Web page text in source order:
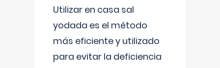
Utilizar en casa sal
yodada es el método
más eficiente y utilizado
para evitar la deficiencia